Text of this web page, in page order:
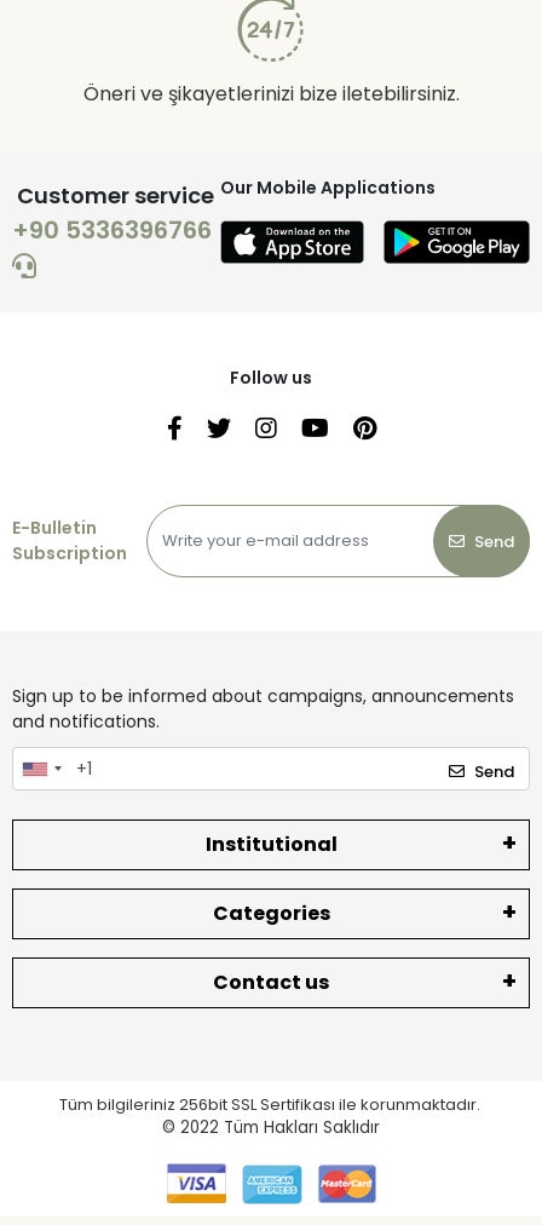
Öneri ve şikayetlerinizi bize iletebilirsiniz.
Customer service
+90 5336396766
Our Mobile Applications
Follow us
E-Bulletin
Subscription
Send
Sign up to be informed about campaigns, announcements
and notifications.
Send
Institutional
Categories
Contact us
Tüm bilgileriniz 256bit SSL Sertifikası ile korunmaktadır.
© 2022 Tüm Hakları Saklıdır